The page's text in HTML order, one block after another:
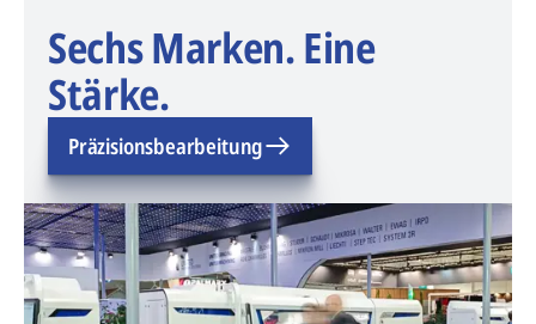
Sechs Marken. Eine
Stärke.
Präzisionsbearbeitung